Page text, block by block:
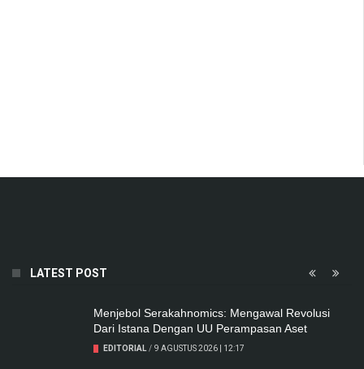
LATEST POST
Menjebol Serakahnomics: Mengawal Revolusi
Dari Istana Dengan UU Perampasan Aset
EDITORIAL / 9 AGUSTUS 2026 | 12:17